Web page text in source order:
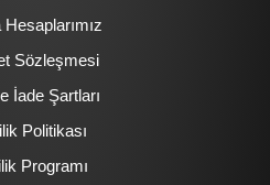
Sözleşmesi
İade Şartları
Politikası
Programı